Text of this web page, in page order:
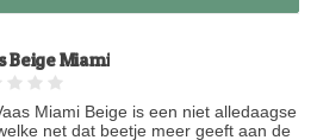
Beige Miami
Miami Beige is een niet alledaagse
net dat beetje meer geeft aan de